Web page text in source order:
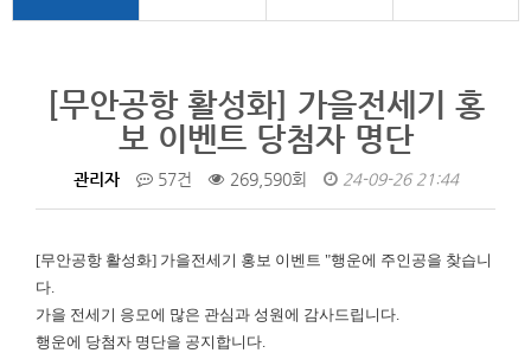
[무안공항 활성화] 가을전세기 홍
보 이벤트 당첨자 명단
관리자 57건 269,590회 24-09-26 21:44
[무안공항 활성화] 가을전세기 홍보 이벤트 "행운에 주인공을 찾습니
다.
가을 전세기 응모에 많은 관심과 성원에 감사드립니다.
행운에 당첨자 명단을 공지합니다.